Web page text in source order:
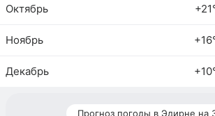
Октябрь
Ноябрь
Декабрь
Прогноз погоды в Эдирне на